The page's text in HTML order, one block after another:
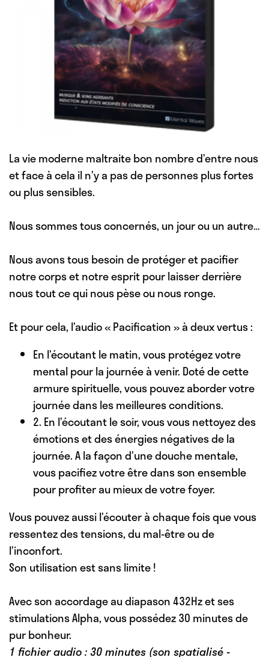
La vie moderne maltraite bon nombre d’entre nous
et face à cela il n’y a pas de personnes plus fortes
ou plus sensibles.
Nous sommes tous concernés, un jour ou un autre…
Nous avons tous besoin de protéger et pacifier
notre corps et notre esprit pour laisser derrière
nous tout ce qui nous pèse ou nous ronge.
Et pour cela, l’audio « Pacification » à deux vertus :
En l’écoutant le matin, vous protégez votre
mental pour la journée à venir. Doté de cette
armure spirituelle, vous pouvez aborder votre
journée dans les meilleures conditions.
2. En l’écoutant le soir, vous vous nettoyez des
émotions et des énergies négatives de la
journée. A la façon d’une douche mentale,
vous pacifiez votre être dans son ensemble
pour profiter au mieux de votre foyer.
Vous pouvez aussi l’écouter à chaque fois que vous
ressentez des tensions, du mal-être ou de
l’inconfort.
Son utilisation est sans limite !
Avec son accordage au diapason 432Hz et ses
stimulations Alpha,vous possédez 30 minutes de
pur bonheur.
1 fichier audio : 30 minutes (son spatialisé -